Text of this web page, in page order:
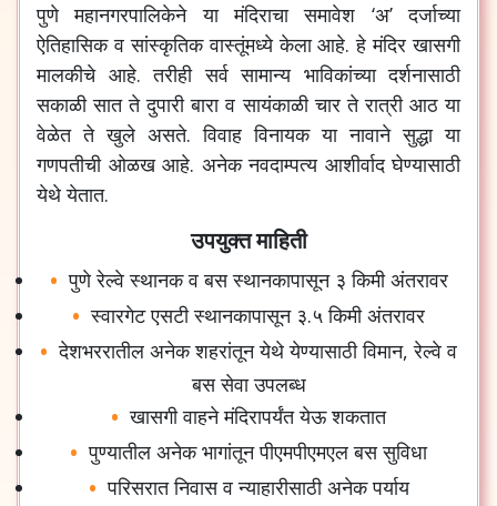
पुणे महानगरपालिकेने या मंदिराचा समावेश ‘अ’ दर्जाच्या
ऐतिहासिक व सांस्कृतिक वास्तूंमध्ये केला आहे. हे मंदिर खासगी
मालकीचे आहे. तरीही सर्व सामान्य भाविकांच्या दर्शनासाठी
सकाळी सात ते दुपारी बारा व सायंकाळी चार ते रात्री आठ या
वेळेत ते खुले असते. विवाह विनायक या नावाने सुद्धा या
गणपतीची ओळख आहे. अनेक नवदाम्पत्य आशीर्वाद घेण्यासाठी
येथे येतात.
उपयुक्त माहिती
पुणे रेल्वे स्थानक व बस स्थानकापासून ३ किमी अंतरावर
स्वारगेट एसटी स्थानकापासून ३.५ किमी अंतरावर
देशभररातील अनेक शहरांतून येथे येण्यासाठी विमान, रेल्वे व
बस सेवा उपलब्ध
खासगी वाहने मंदिरापर्यंत येऊ शकतात
पुण्यातील अनेक भागांतून पीएमपीएमएल बस सुविधा
परिसरात निवास व न्याहारीसाठी अनेक पर्याय